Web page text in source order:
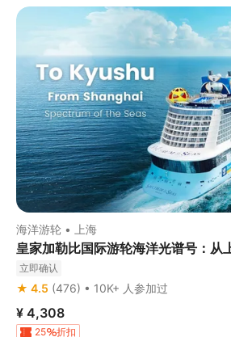
海洋游轮 • 上海
皇家加勒比国际游轮海洋光谱号：从
立即确认
★ 4.5 (476) • 10K+ 人参加过
¥ 4,308
25 折扣